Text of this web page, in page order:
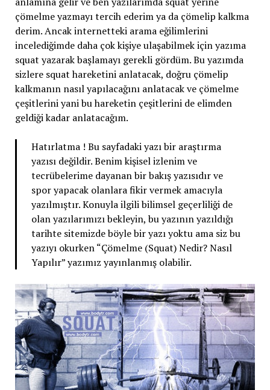
çömelme yazmayı tercih ederim ya da çömelip kalkma
derim. Ancak internetteki arama eğilimlerini
incelediğimde daha çok kişiye ulaşabilmek için yazıma
squat yazarak başlamayı gerekli gördüm. Bu yazımda
sizlere squat hareketini anlatacak, doğru çömelip
kalkmanın nasıl yapılacağını anlatacak ve çömelme
çeşitlerini yani bu hareketin çeşitlerini de elimden
geldiği kadar anlatacağım.
Hatırlatma ! Bu sayfadaki yazı bir araştırma
yazısı değildir. Benim kişisel izlenim ve
tecrübelerime dayanan bir bakış yazısıdır ve
spor yapacak olanlara fikir vermek amacıyla
yazılmıştır. Konuyla ilgili bilimsel geçerliliği de
olan yazılarımızı bekleyin, bu yazının yazıldığı
tarihte sitemizde böyle bir yazı yoktu ama siz bu
yazıyı okurken “Çömelme (Squat) Nedir? Nasıl
Yapılır” yazımız yayınlanmış olabilir.